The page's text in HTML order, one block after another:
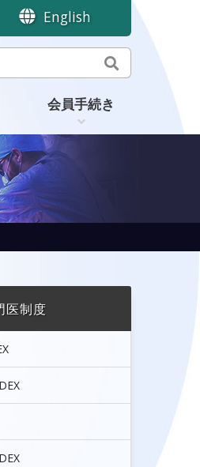
English
会員手続き
医制度